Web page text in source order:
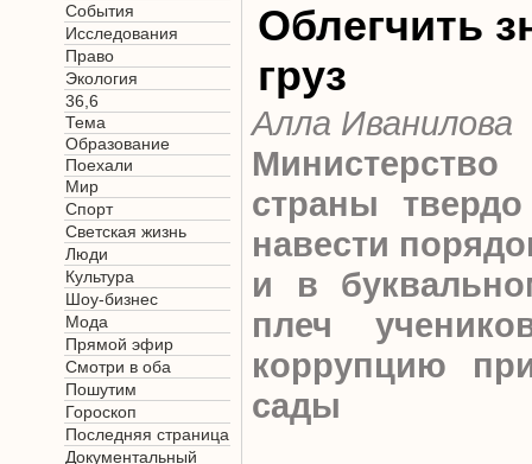
События
Исследования
Право
Экология
36,6
Тема
Образование
Поехали
Мир
Спорт
Светская жизнь
Люди
Культура
Шоу-бизнес
Мода
Прямой эфир
Смотри в оба
Пошутим
Гороскоп
Последняя страница
Документальный
Облегчить
груз
Алла Иванилова
страны
навести
и в
плеч
коррупцию
сады